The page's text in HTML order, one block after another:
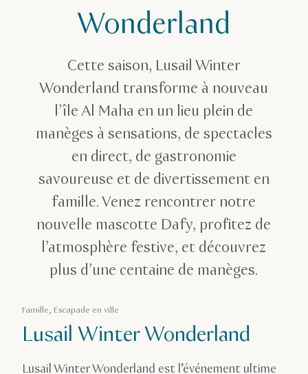
Wonderland
Cette saison, Lusail Winter
Wonderland transforme à nouveau
l’île Al Maha en un lieu plein de
manèges à sensations, de spectacles
en direct, de gastronomie
savoureuse et de divertissement en
famille. Venez rencontrer notre
nouvelle mascotte Dafy, profitez de
l’atmosphère festive, et découvrez
plus d’une centaine de manèges.
Famille, Escapade en ville
Lusail Winter Wonderland
Lusail Winter Wonderland est l’événement ultime